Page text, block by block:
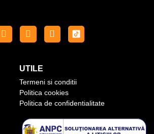
UTILE
Termeni si conditii
Politica cookies
Politica de confidentialitate